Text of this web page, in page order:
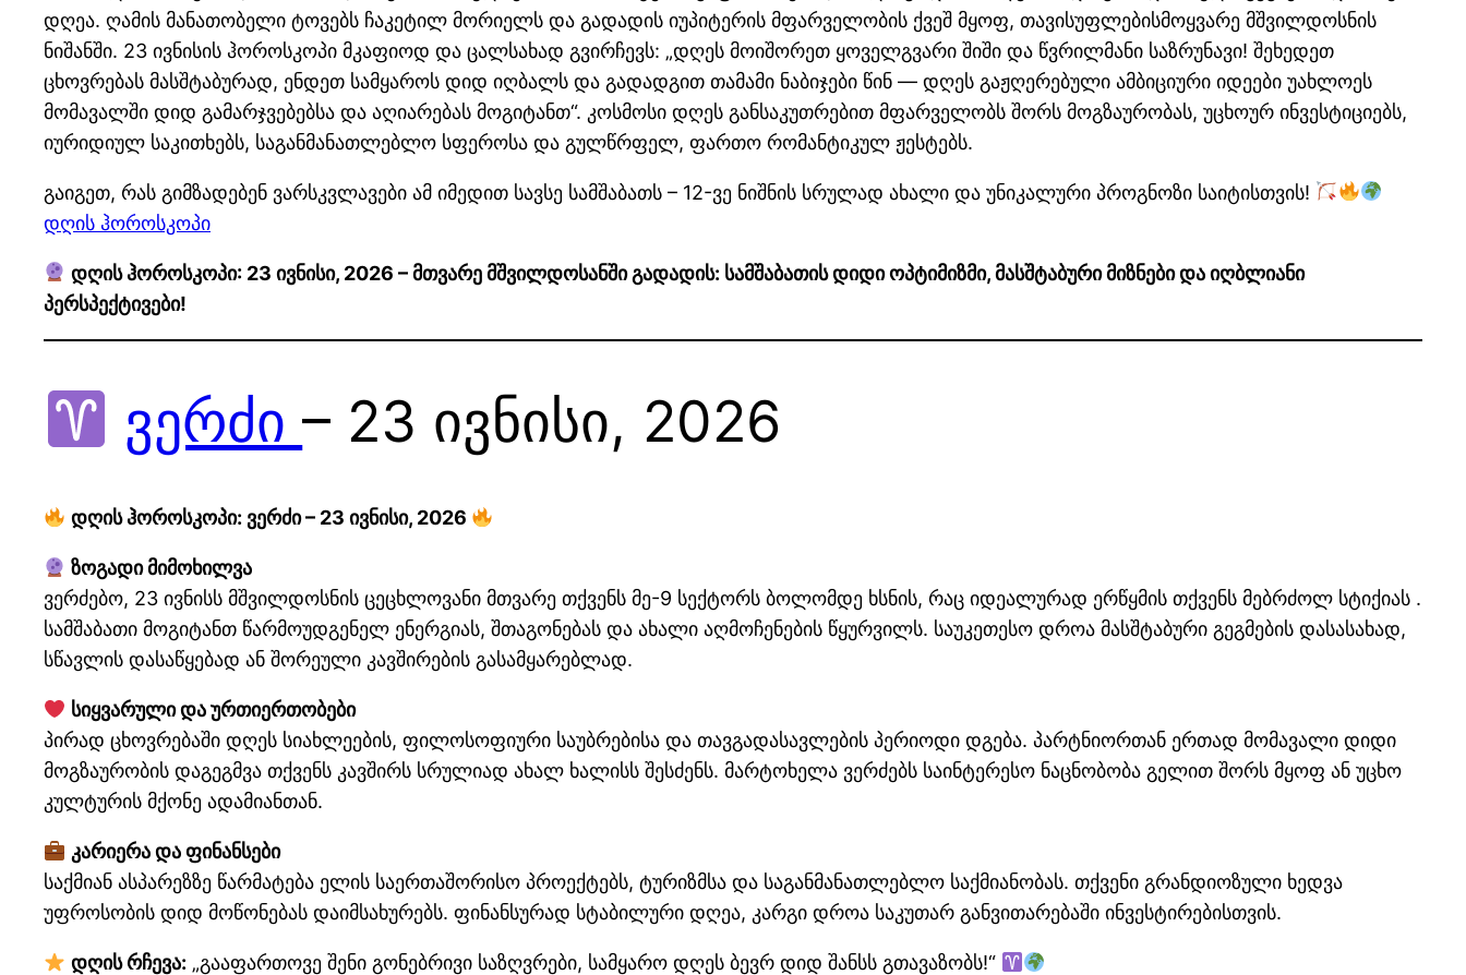
დღეა. ღამის მანათობელი ტოვებს ჩაკეტილ მორიელს და გადადის იუპიტერის მფარველობის ქვეშ მყოფ, თავისუფლებისმოყვარე მშვილდოსნის
ნიშანში. 23 ივნისის ჰოროსკოპი მკაფიოდ და ცალსახად გვირჩევს: „დღეს მოიშორეთ ყოველგვარი შიში და წვრილმანი საზრუნავი! შეხედეთ
ცხოვრებას მასშტაბურად, ენდეთ სამყაროს დიდ იღბალს და გადადგით თამამი ნაბიჯები წინ — დღეს გაჟღერებული ამბიციური იდეები უახლოეს
მომავალში დიდ გამარჯვებებსა და აღიარებას მოგიტანთ“. კოსმოსი დღეს განსაკუთრებით მფარველობს შორს მოგზაურობას, უცხოურ ინვესტიციებს,
იურიდიულ საკითხებს, საგანმანათლებლო სფეროსა და გულწრფელ, ფართო რომანტიკულ ჟესტებს.
გაიგეთ, რას გიმზადებენ ვარსკვლავები ამ იმედით სავსე სამშაბათს – 12-ვე ნიშნის სრულად ახალი და უნიკალური პროგნოზი საიტისთვის!
დღის ჰოროსკოპი
დღის ჰოროსკოპი: 23 ივნისი, 2026 – მთვარე მშვილდოსანში გადადის: სამშაბათის დიდი ოპტიმიზმი, მასშტაბური მიზნები და იღბლიანი
პერსპექტივები!
ვერძი– 23 ივნისი, 2026
დღის ჰოროსკოპი: ვერძი – 23 ივნისი, 2026
ზოგადი მიმოხილვა
ვერძებო, 23 ივნისს მშვილდოსნის ცეცხლოვანი მთვარე თქვენს მე-9 სექტორს ბოლომდე ხსნის, რაც იდეალურად ერწყმის თქვენს მებრძოლ სტიქიას .
სამშაბათი მოგიტანთ წარმოუდგენელ ენერგიას, შთაგონებას და ახალი აღმოჩენების წყურვილს. საუკეთესო დროა მასშტაბური გეგმების დასასახად,
სწავლის დასაწყებად ან შორეული კავშირების გასამყარებლად.
სიყვარული და ურთიერთობები
პირად ცხოვრებაში დღეს სიახლეების, ფილოსოფიური საუბრებისა და თავგადასავლების პერიოდი დგება. პარტნიორთან ერთად მომავალი დიდი
მოგზაურობის დაგეგმვა თქვენს კავშირს სრულიად ახალ ხალისს შესძენს. მარტოხელა ვერძებს საინტერესო ნაცნობობა გელით შორს მყოფ ან უცხო
კულტურის მქონე ადამიანთან.
კარიერა და ფინანსები
საქმიან ასპარეზზე წარმატება ელის საერთაშორისო პროექტებს, ტურიზმსა და საგანმანათლებლო საქმიანობას. თქვენი გრანდიოზული ხედვა
უფროსობის დიდ მოწონებას დაიმსახურებს. ფინანსურად სტაბილური დღეა, კარგი დროა საკუთარ განვითარებაში ინვესტირებისთვის.
დღის რჩევა: „გააფართოვე შენი გონებრივი საზღვრები, სამყარო დღეს ბევრ დიდ შანსს გთავაზობს!“